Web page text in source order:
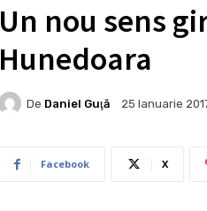
Un nou sens
Hunedoara
De Daniel Guţă 25 Ianuarie
Facebook X